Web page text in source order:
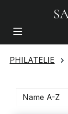
PHILATELIE